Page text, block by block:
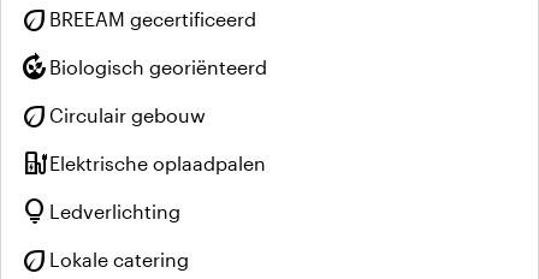
eco BREEAM gecertificeerd
compost Biologisch georiënteerd
eco Circulair gebouw
ev_chargerElektrische oplaadpalen
lightbulb Ledverlichting
eco Lokale catering